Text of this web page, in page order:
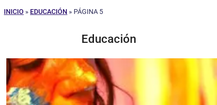
INICIO » EDUCACIÓN » PÁGINA 5
Educación